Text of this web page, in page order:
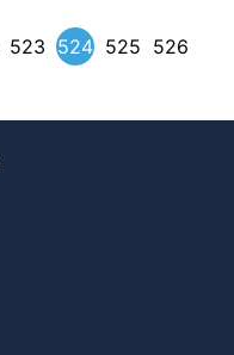
523 524 525 526